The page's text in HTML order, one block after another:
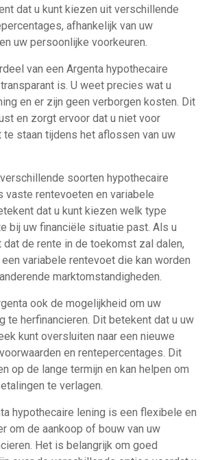
dat u kunt kiezen uit verschillende
afhankelijk van uw
uw persoonlijke voorkeuren.
van een Argenta hypothecaire
is. U weet precies wat u
en er zijn geen verborgen kosten. Dit
en zorgt ervoor dat u niet voor
staan tijdens het aflossen van uw
soorten hypothecaire
vaste rentevoeten en variabele
dat u kunt kiezen welk type
bij uw financiële situatie past. Als u
de rente in de toekomst zal dalen,
variabele rentevoet die kan worden
marktomstandigheden.
ook de mogelijkheid om uw
te herfinancieren. Dit betekent dat u uw
kunt oversluiten naar een nieuwe
en rentepercentages. Dit
op de lange termijn en kan helpen om
te verlagen.
hypothecaire lening is een flexibele en
om de aankoop of bouw van uw
Het is belangrijk om goed